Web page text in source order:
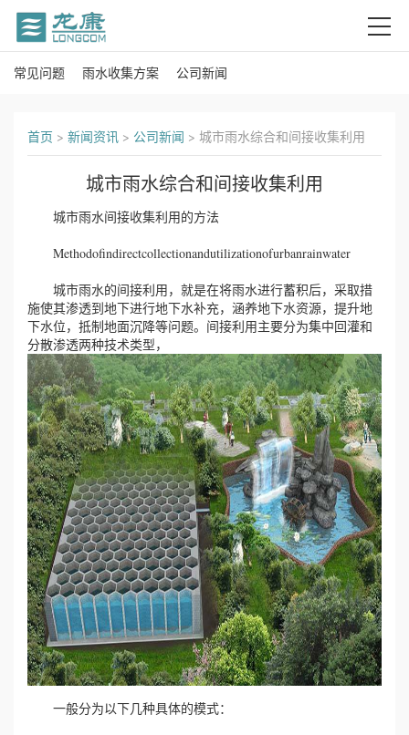
首
关
产
中
心
工
程
案
例
新
常见问题 雨水收集方案 公司新闻
首页 > 新闻资讯 > 公司新闻 > 城市雨水综合和间接收集利用
城市雨水综合和间接收集利用
城市雨水间接收集利用的方法
Methodofindirectcollectionandutilizationofurbanrainwater
城市雨水的间接利用，就是在将雨水进行蓄积后，采取措
施使其渗透到地下进行地下水补充，涵养地下水资源，提升地
下水位，抵制地面沉降等问题。间接利用主要分为集中回灌和
分散渗透两种技术类型，
一般分为以下几种具体的模式：